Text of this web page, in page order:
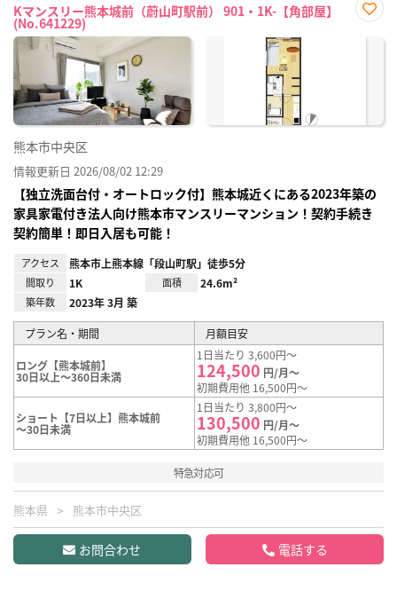
Kマンスリー熊本城前（蔚山町駅前） 901・1K-【角部屋】
(No.641229)
に入
熊本市中央区
情報更新日 2026/08/02 12:29
【独立洗面台付・オートロック付】熊本城近くにある2023年築の
家具家電付き法人向け熊本市マンスリーマンション！契約手続き
契約簡単！即日入居も可能！
アクセス 熊本市上熊本線「段山町駅」徒歩5分
間取り 1K 面積 24.6m²
築年数 2023年 3月 築
プラン名・期間 月額目安
ロング【熊本城前】
30日以上～360日未満
1日当たり 3,600円～
124,500 円/月～
初期費用他 16,500円～
ショート【7日以上】熊本城前
～30日未満
1日当たり 3,800円～
130,500 円/月～
初期費用他 16,500円～
特急対応可
熊本県 熊本市中央区
お問合わせ 電話する